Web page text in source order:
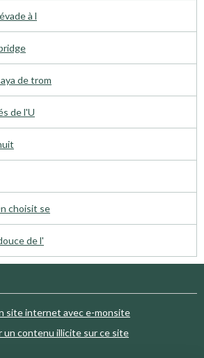
à l
de trom
de l'U
choisit se
de l'
site internet avec e-monsite
un contenu illicite sur ce site